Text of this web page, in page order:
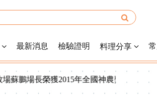
最新消息 檢驗證明 料理分享
長榮獲2015年全國神農獎！ 2015年